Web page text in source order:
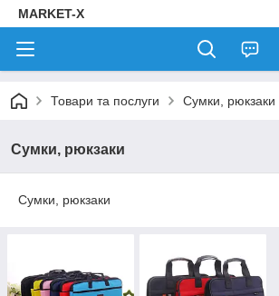
MARKET-X
Товари та послуги Сумки, рюкзаки
Сумки, рюкзаки
Сумки, рюкзаки